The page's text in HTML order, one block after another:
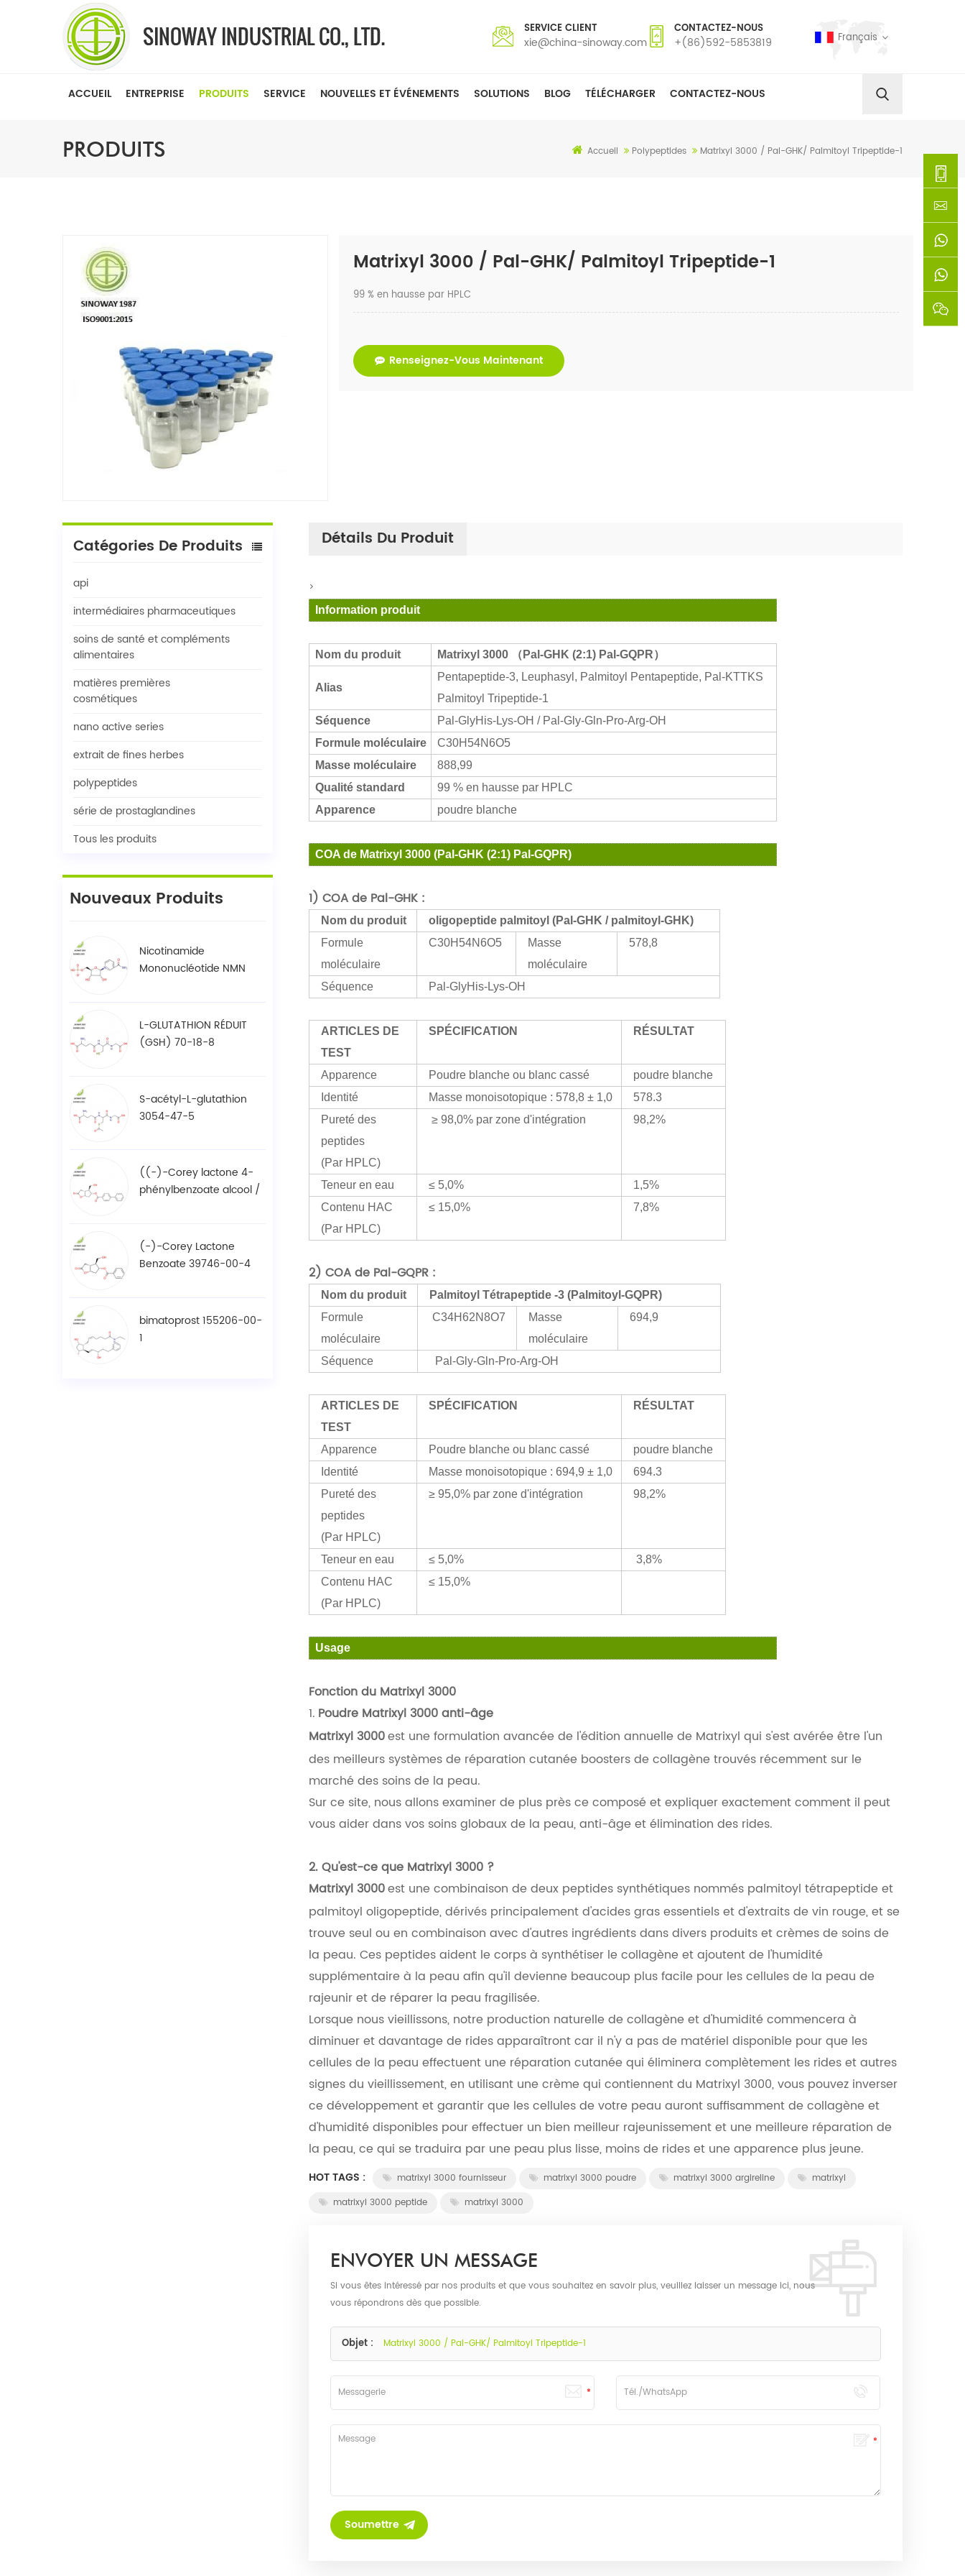
SERVICE CLIENT
xie@china-sinoway.com
CONTACTEZ-NOUS
+(86)592-5853819 Français
ACCUEIL ENTREPRISE PRODUITS SERVICE NOUVELLES ET ÉVÉNEMENTS SOLUTIONS BLOG TÉLÉCHARGER CONTACTEZ-NOUS
PRODUITS Accueil Polypeptides Matrixyl 3000 / Pal-GHK/ Palmitoyl Tripeptide-1
Matrixyl 3000 / Pal-GHK/ Palmitoyl Tripeptide-1
99 % en hausse par HPLC
Renseignez-Vous Maintenant
Catégories De Produits
api
intermédiaires pharmaceutiques
soins de santé et compléments
alimentaires
matières premières
cosmétiques
nano active series
extrait de fines herbes
polypeptides
série de prostaglandines
Tous les produits
Nouveaux Produits
Nicotinamide
Mononucléotide NMN
L-GLUTATHION RÉDUIT
(GSH) 70-18-8
S-acétyl-L-glutathion
3054-47-5
((-)-Corey lactone 4-
phénylbenzoate alcool /
(-)-Corey Lactone
Benzoate 39746-00-4
bimatoprost 155206-00-
1
Détails Du Produit
>
Information produit
Nom du produit Matrixyl 3000 （ Pal-GHK (2:1) Pal-GQPR）
Alias
Pentapeptide-3, Leuphasyl, Palmitoyl Pentapeptide, Pal-KTTKS
Palmitoyl Tripeptide-1
Séquence
Pal-GlyHis-Lys-OH / Pal-Gly-Gln-Pro-Arg-OH
Formule moléculaire
C30H54N6O5
Masse moléculaire
888,99
Qualité standard
99 % en hausse par HPLC
Apparence
poudre blanche
COA de Matrixyl 3000 (Pal-GHK (2:1) Pal-GQPR)
1) COA de Pal-GHK :
Nom du produit
oligopeptide palmitoyl (Pal-GHK / palmitoyl-GHK)
Formule
moléculaire
C30H54N6O5
Masse
moléculaire
578,8
Séquence Pal-GlyHis-Lys-OH
ARTICLES DE
TEST
SPÉCIFICATION RÉSULTAT
Apparence Poudre blanche ou blanc cassé
poudre blanche
Identité
Masse monoisotopique : 578,8 ± 1,0
578.3
Pureté des
peptides
(Par HPLC)
≥ 98,0% par zone d'intégration 98,2%
Teneur en eau ≤ 5,0%
1,5%
Contenu HAC
(Par HPLC)
≤ 15,0% 7,8%
2) COA de Pal-GQPR :
Nom du produit
Palmitoyl Tétrapeptide -3 (Palmitoyl-GQPR)
Formule
moléculaire
C34H62N8O7
Masse
moléculaire
694,9
Séquence Pal-Gly-Gln-Pro-Arg-OH
ARTICLES DE
TEST
SPÉCIFICATION RÉSULTAT
Apparence Poudre blanche ou blanc cassé
poudre blanche
Identité
Masse monoisotopique : 694,9 ± 1,0
694.3
Pureté des
peptides
(Par HPLC)
≥ 95,0% par zone d'intégration 98,2%
Teneur en eau ≤ 5,0%
3,8%
Contenu HAC
(Par HPLC)
≤ 15,0%
Usage
Fonction du Matrixyl 3000
1. Poudre Matrixyl 3000 anti-âge
Matrixyl 3000est une formulation avancée de l'édition annuelle de Matrixyl qui s'est avérée être l'un
des meilleurs systèmes de réparation cutanée boosters de collagène trouvés récemment sur le
marché des soins de la peau.
Sur ce site, nous allons examiner de plus près ce composé et expliquer exactement comment il peut
vous aider dans vos soins globaux de la peau, anti-âge et élimination des rides.
2. Qu'est-ce que Matrixyl 3000 ?
Matrixyl 3000est une combinaison de deux peptides synthétiques nommés palmitoyl tétrapeptide et
palmitoyl oligopeptide, dérivés principalement d'acides gras essentiels et d'extraits de vin rouge, et se
trouve seul ou en combinaison avec d'autres ingrédients dans divers produits et crèmes de soins de
la peau. Ces peptides aident le corps à synthétiser le collagène et ajoutent de l'humidité
supplémentaire à la peau afin qu'il devienne beaucoup plus facile pour les cellules de la peau de
rajeunir et de réparer la peau fragilisée.
Lorsque nous vieillissons, notre production naturelle de collagène et d'humidité commencera à
diminuer et davantage de rides apparaîtront car il n'y a pas de matériel disponible pour que les
cellules de la peau effectuent une réparation cutanée qui éliminera complètement les rides et autres
signes du vieillissement, en utilisant une crème qui contiennent du Matrixyl 3000, vous pouvez inverser
ce développement et garantir que les cellules de votre peau auront suffisamment de collagène et
d'humidité disponibles pour effectuer un bien meilleur rajeunissement et une meilleure réparation de
la peau, ce qui se traduira par une peau plus lisse, moins de rides et une apparence plus jeune.
HOT TAGS : matrixyl 3000 fournisseur matrixyl 3000 poudre matrixyl 3000 argireline
matrixyl
matrixyl 3000 peptide
matrixyl 3000
ENVOYER UN MESSAGE
Si vous êtes intéressé par nos produits et que vous souhaitez en savoir plus, veuillez laisser un message ici, nous
vous répondrons dès que possible.
Objet : Matrixyl 3000 / Pal-GHK/ Palmitoyl Tripeptide-1
5853819